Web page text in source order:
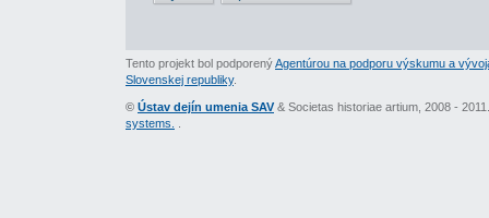
Tento projekt bol podporenýAgentúrou na podporu výskumu a
Slovenskej republiky.
© Ústav dejín umenia SAV & Societas historiae artium, 2008 -
systems.